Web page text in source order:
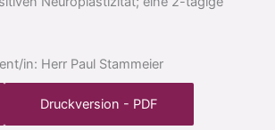
in: Herr Paul Stammeier
Druckversion - PDF